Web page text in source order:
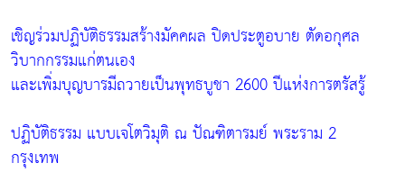
เชิญร่วมปฏิบัติธรรมสร้างมัคคผล ปิดประตูอบาย ตัดอกุศล
วิบากกรรมแก่ตนเอง
และเพิ่มบุญบารมีถวายเป็นพุทธบูชา 2600 ปีแห่งการตรัสรู้
ปฏิบัติธรรม แบบเจโตวิมุติ ณ ปัณฑิตารมย์ พระราม 2
กรุงเทพ